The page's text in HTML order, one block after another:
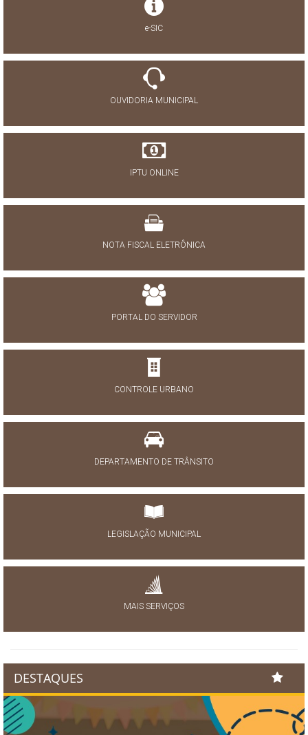
e-SIC
OUVIDORIA MUNICIPAL
IPTU ONLINE
NOTA FISCAL ELETRÔNICA
PORTAL DO SERVIDOR
CONTROLE URBANO
DEPARTAMENTO DE TRÂNSITO
LEGISLAÇÃO MUNICIPAL
MAIS SERVIÇOS
DESTAQUES